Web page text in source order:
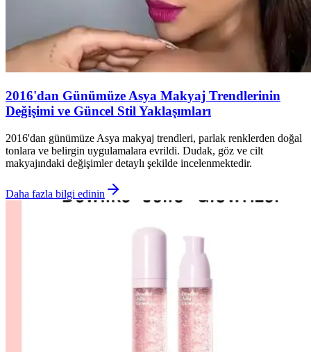
2016'dan Günümüze Asya Makyaj Trendlerinin
Değişimi ve Güncel Stil Yaklaşımları
2016'dan günümüze Asya makyaj trendleri, parlak renklerden doğal
tonlara ve belirgin uygulamalara evrildi. Dudak, göz ve cilt
makyajındaki değişimler detaylı şekilde incelenmektedir.
Daha fazla bilgi edinin